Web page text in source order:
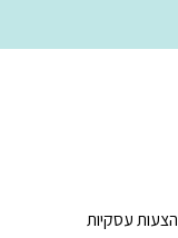
הצעות עסקיות